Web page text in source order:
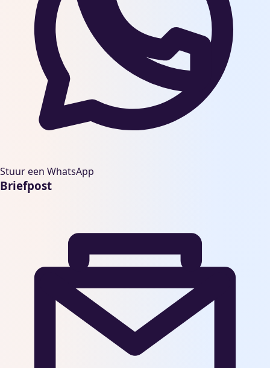
Stuur een WhatsApp
Briefpost